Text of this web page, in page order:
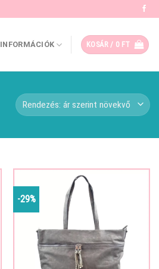
INFORMÁCIÓK KOSÁR / 0 FT
-29%